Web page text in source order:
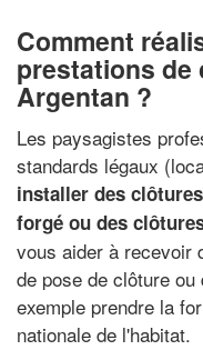
Comment
prestations de
Argentan ?
Les paysagistes
standards légaux
installer des
forgé ou des
vous aider à recevoir
de pose de clôture
exemple prendre la
nationale de l'habitat.